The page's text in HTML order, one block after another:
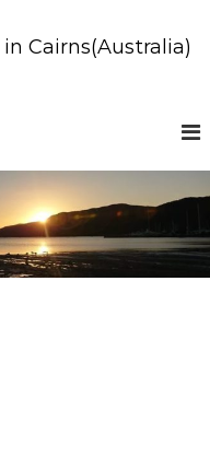
in Cairns(Australia)